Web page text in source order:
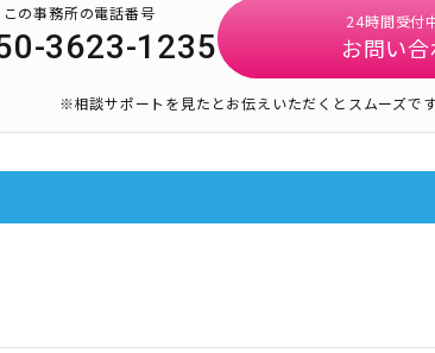
この事務所の電話番号
3623-1235
24時間受付
お問い
※相談サポートを見たとお伝えいただくとスムーズです